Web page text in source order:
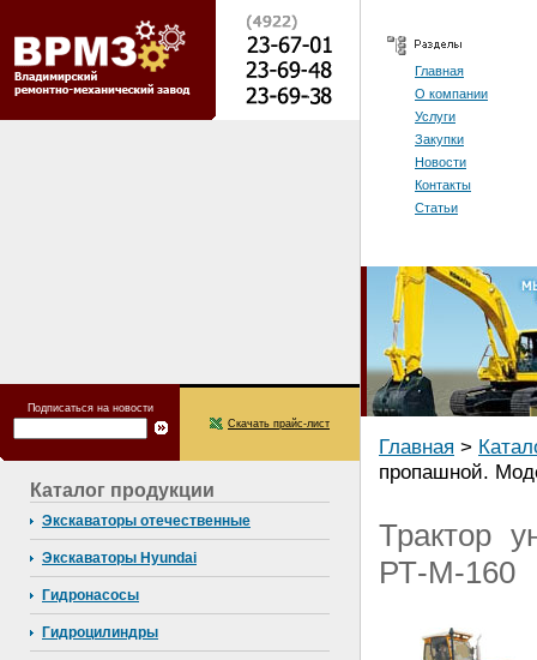
Подписаться на новости
Скачать прайс-лист
Каталог продукции
Экскаваторы отечественные
Экскаваторы Hyundai
Гидронасосы
Гидроцилиндры
Главная
О компании
Услуги
Закупки
Новости
Контакты
Статьи
Главная >
пропашной.
Трактор
РТ-М-160